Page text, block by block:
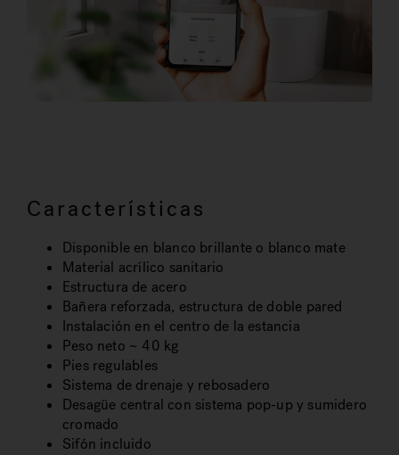
Características
Disponible en blanco brillante o blanco mate
Material acrílico sanitario
Estructura de acero
Bañera reforzada, estructura de doble pared
Instalación en el centro de la estancia
Peso neto ~ 40 kg
Pies regulables
Sistema de drenaje y rebosadero
Desagüe central con sistema pop-up y sumidero
cromado
Sifón incluido